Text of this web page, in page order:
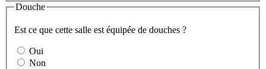
Douche
Est ce que cette salle est équipée de douches ?
Oui
Non